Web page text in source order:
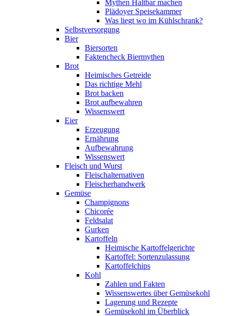
Mythen Haltbar machen
Plädoyer Speisekammer
Was liegt wo im Kühlschrank?
Selbstversorgung
Bier
Biersorten
Faktencheck Biermythen
Brot
Heimisches Getreide
Das richtige Mehl
Brot backen
Brot aufbewahren
Wissenswert
Eier
Erzeugung
Ernährung
Aufbewahrung
Wissenswert
Fleisch und Wurst
Fleischalternativen
Fleischerhandwerk
Gemüse
Champignons
Chicorée
Feldsalat
Gurken
Kartoffeln
Heimische Kartoffelgerichte
Kartoffel: Sortenzulassung
Kartoffelchips
Kohl
Zahlen und Fakten
Wissenswertes über Gemüsekohl
Lagerung und Rezepte
Gemüsekohl im Überblick